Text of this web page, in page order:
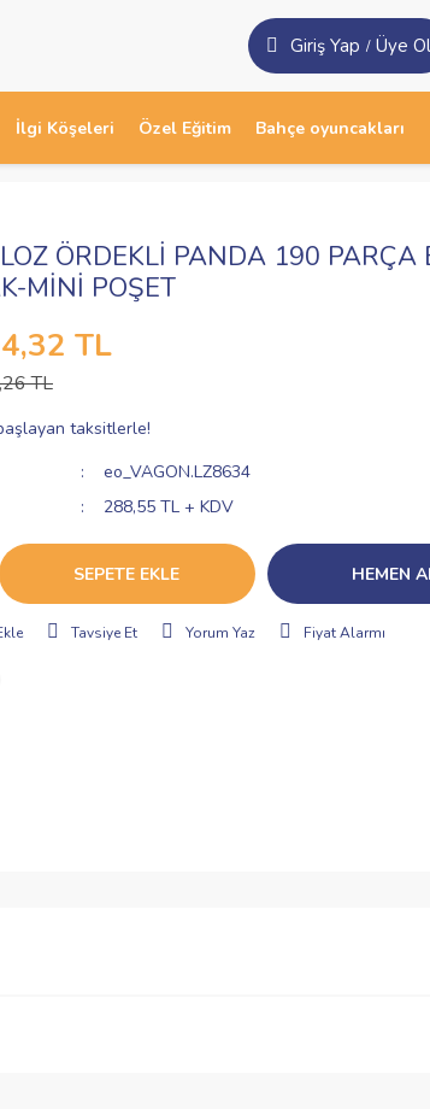
Giriş Yap / Üye Ol
İlgi Köşeleri Özel Eğitim Bahçe oyuncakları
ÖRDEKLİ PANDA 190 PARÇA
MİNİ POŞET
TL
TL
taksitlerle!
eo_VAGON.LZ8634
288,55 TL + KDV
SEPETE EKLE HEMEN
Tavsiye Et Yorum Yaz Fiyat Alarmı